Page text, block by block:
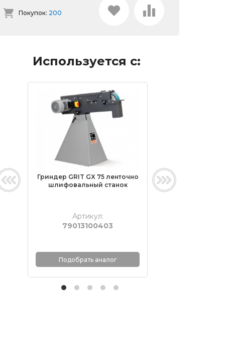
Покупок: 200
Используется с:
Гриндер GRIT GX 75 ленточно
шлифовальный станок
Артикул:
79013100403
Подобрать аналог
Гриндер GRIT
ленточно-